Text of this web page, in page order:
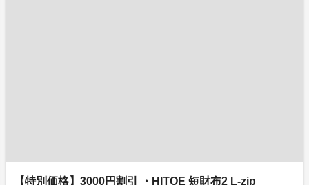
【特別価格】3000円割引 ・HITOE 短財布2 L-zip